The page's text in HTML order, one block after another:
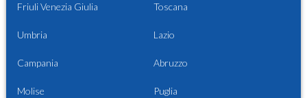
Friuli Venezia Giulia Toscana
Umbria Lazio
Campania Abruzzo
Molise Puglia